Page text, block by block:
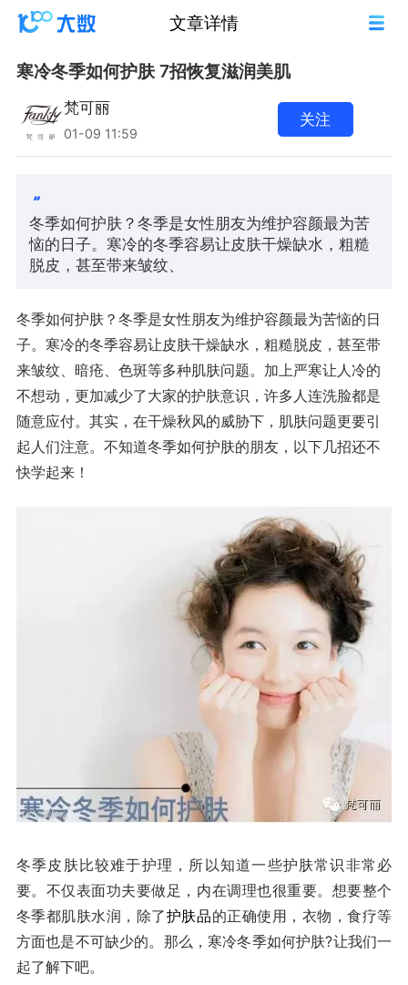
文章详情
寒冷冬季如何护肤 7招恢复滋润美肌
梵可丽
01-09 11:59
关注
冬季如何护肤？冬季是女性朋友为维护容颜最为苦
恼的日子。寒冷的冬季容易让皮肤干燥缺水，粗糙
脱皮，甚至带来皱纹、
冬季如何护肤？冬季是女性朋友为维护容颜最为苦恼的日
子。寒冷的冬季容易让皮肤干燥缺水，粗糙脱皮，甚至带
来皱纹、暗疮、色斑等多种肌肤问题。加上严寒让人冷的
不想动，更加减少了大家的护肤意识，许多人连洗脸都是
随意应付。其实，在干燥秋风的威胁下，肌肤问题更要引
起人们注意。不知道冬季如何护肤的朋友，以下几招还不
快学起来！
冬季皮肤比较难于护理，所以知道一些护肤常识非常必
要。不仅表面功夫要做足，内在调理也很重要。想要整个
冬季都肌肤水润，除了护肤品的正确使用，衣物，食疗等
方面也是不可缺少的。那么，寒冷冬季如何护肤?让我们一
起了解下吧。